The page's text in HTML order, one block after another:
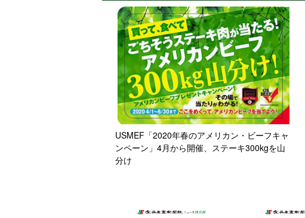
USMEF「2020年春のアメリカン・ビーフキャ
ンペーン」4月から開催、ステーキ300kgを山
分け